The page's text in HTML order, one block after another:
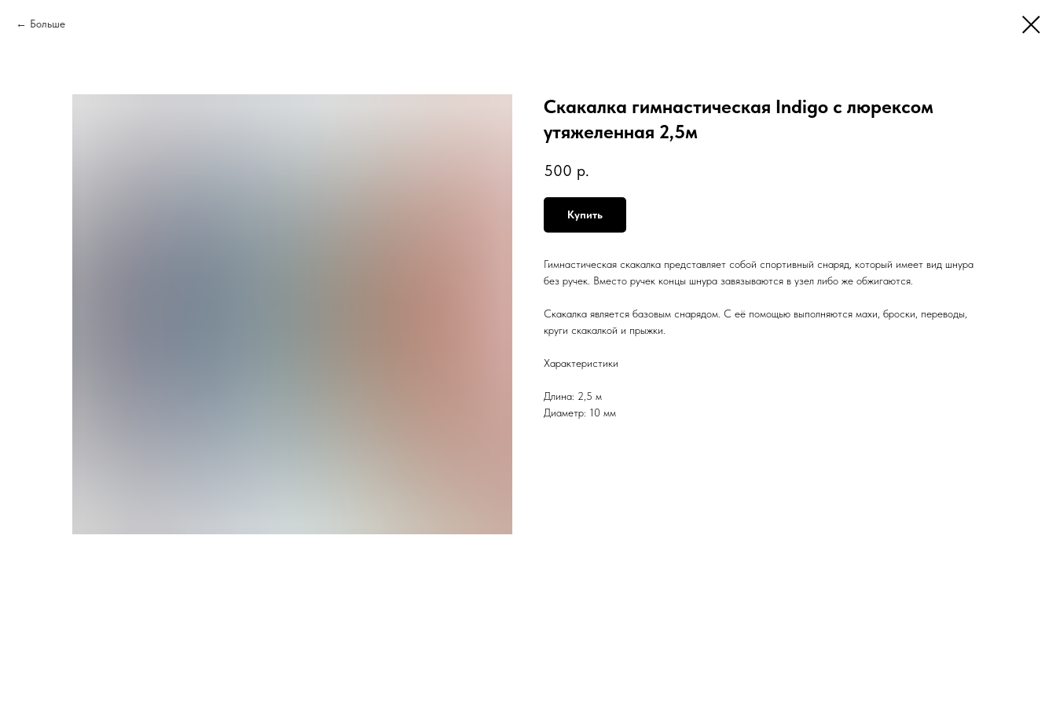
Больше
Скакалка гимнастическая Indigo с люрексом
утяжеленная 2,5м
500 р.
Купить
Гимнастическая скакалка представляет собой спортивный снаряд, который имеет вид шнура
без ручек. Вместо ручек концы шнура завязываются в узел либо же обжигаются.
Скакалка является базовым снарядом. С её помощью выполняются махи, броски, переводы,
круги скакалкой и прыжки.
Характеристики
Длина: 2,5 м
Диаметр: 10 мм